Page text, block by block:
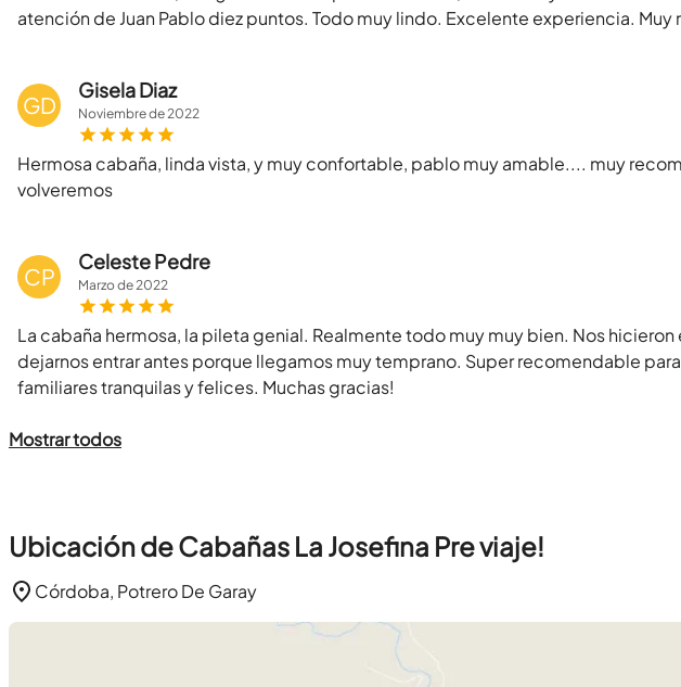
atención de Juan Pablo diez puntos. Todo muy lindo. Excelente experiencia.
GD
Gisela Diaz
Noviembrede2022
Hermosa cabaña, linda vista, y muy confortable, pablo muy amable.... muy
volveremos
CP
Celeste Pedre
Marzode2022
La cabaña hermosa, la pileta genial. Realmente todo muy muy bien. Nos hicieron
dejarnos entrar antes porque llegamos muy temprano. Super recomendable
familiares tranquilas y felices. Muchas gracias!
Mostrar todos
Ubicación de Cabañas La Josefina Pre viaje!
Córdoba, Potrero De Garay